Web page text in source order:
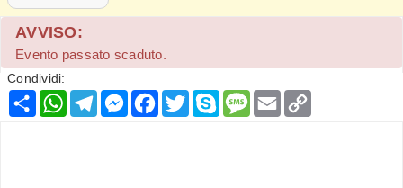
AVVISO:
Evento passato scaduto.
Condividi:
Condividi
WhatsApp
Telegram
Messenger
Facebook
TwitterSkypeMessage
Email